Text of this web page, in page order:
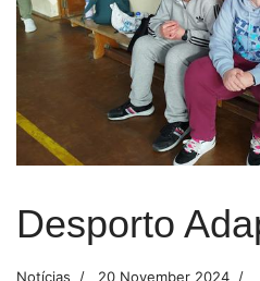
Previous
Desporto
Notícias 20 November 2024